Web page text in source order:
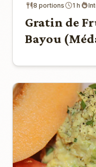
8 portions 1 h
Gratin de
Bayou